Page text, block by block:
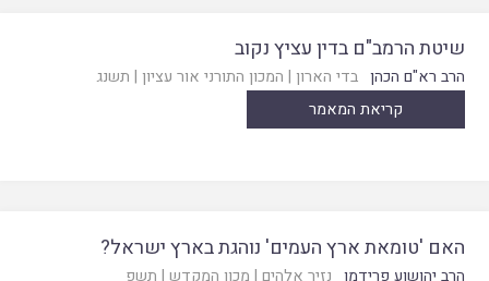
שיטת הרמב"ם בדין עציץ נקוב
הרב רא"ם הכהן בדי הארון | המכון התורני אור עציון | תשנג
קריאת המאמר
האם 'טומאת ארץ העמים' נוהגת בארץ ישראל?
הרב יהושוע פרידמן נזיר אלהים | מכון המקדש | תשפ